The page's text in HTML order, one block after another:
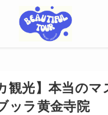
観光】本当の
ッラ黄金寺院